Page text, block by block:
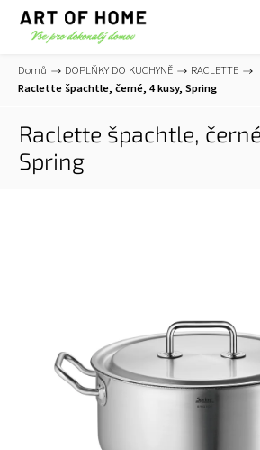
Domů / DOPLŇKY DO KUCHYNĚ / RACLETTE /
Raclette špachtle, černé, 4 kusy, Spring
Raclette špachtle,
Spring